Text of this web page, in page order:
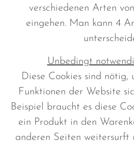
verschiedenen Arten
eingehen. Man kann 4
Unbedingt
Diese Cookies sind nötig,
Funktionen der Website
Beispiel braucht es diese
ein Produkt in den
anderen Seiten weitersurft